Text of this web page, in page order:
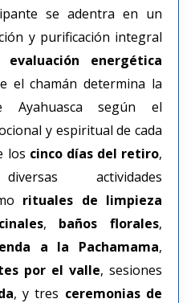
se adentra en un
y purificación integral
evaluación energética
el chamán determina la
Ayahuasca según el
y espiritual de cada
los cinco días del retiro,
actividades
rituales de limpieza
, baños florales,
a la Pachamama,
por el valle, sesiones
, y tres ceremonias de